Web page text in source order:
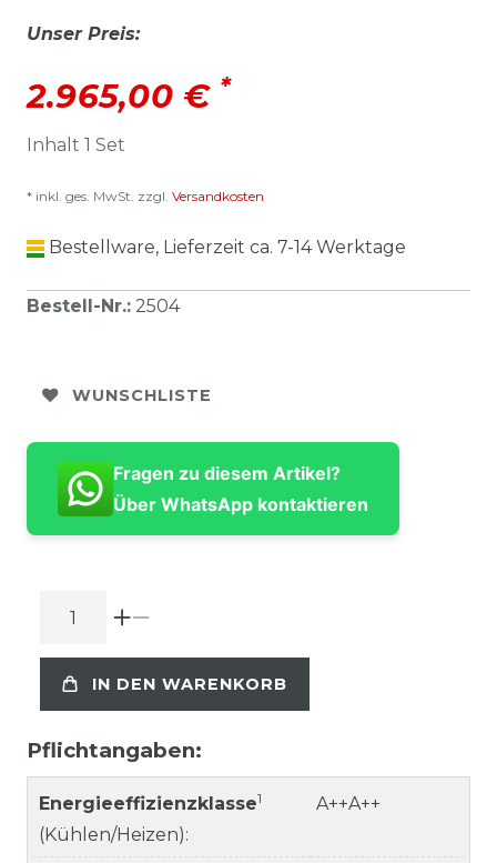
Unser Preis:
2.965,00 € *
Inhalt 1 Set
* inkl. ges. MwSt. zzgl. Versandkosten
Bestellware, Lieferzeit ca. 7-14 Werktage
Bestell-Nr.: 2504
WUNSCHLISTE
Fragen zu diesem Artikel?
Über WhatsApp kontaktieren
IN DEN WARENKORB
Pflichtangaben:
Energieeffizienzklasse1
(Kühlen/Heizen):
A++A++